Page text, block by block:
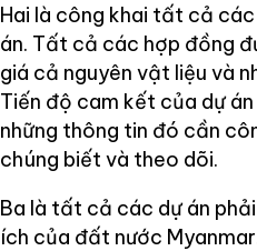
Hai là công khai tất cả
án. Tất cả các hợp đồng
giá cả nguyên vật liệu và
Tiến độ cam kết của dự
những thông tin đó cần
chúng biết và theo dõi.
Ba là tất cả các dự án
ích của đất nước